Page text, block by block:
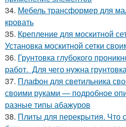
34. Мебель трансформер для
кровать
35. Крепление для москитной
Установка москитной сетки
36. Грунтовка глубокого
работ. Для чего нужна
37. Плафон для светильника
своими руками — подробное
разные типы абажуров
38. Плиты для перекрытия. Что